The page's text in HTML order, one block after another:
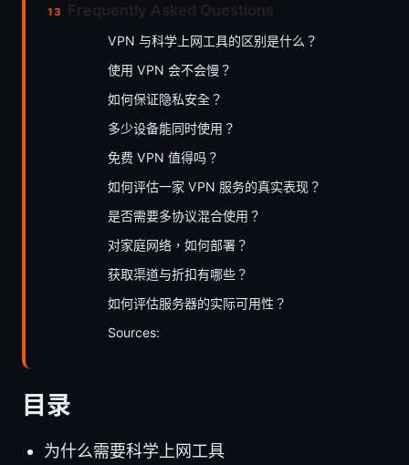
VPN 与科学上网工具的区别是什么？
使用 VPN 会不会慢？
如何保证隐私安全？
多少设备能同时使用？
免费 VPN 值得吗？
如何评估一家 VPN 服务的真实表现？
是否需要多协议混合使用？
对家庭网络，如何部署？
获取渠道与折扣有哪些？
如何评估服务器的实际可用性？
Sources:
目录
为什么需要科学上网工具